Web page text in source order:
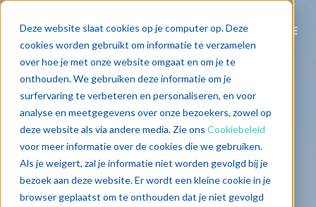
Deze website slaat cookies op je computer op. Deze
cookies worden gebruikt om informatie te verzamelen
over hoe je met onze website omgaat en om je te
onthouden. We gebruiken deze informatie om je
surfervaring te verbeteren en personaliseren, en voor
analyse en meetgegevens over onze bezoekers, zowel op
deze website als via andere media. Zie ons Cookiebeleid
voor meer informatie over de cookies die we gebruiken.
Als je weigert, zal je informatie niet worden gevolgd bij je
bezoek aan deze website. Er wordt een kleine cookie in je
browser geplaatst om te onthouden dat je niet gevolgd